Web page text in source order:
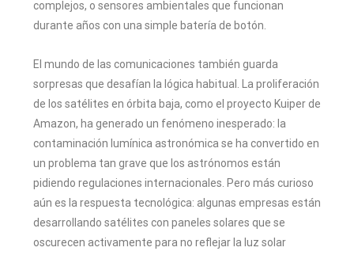
complejos, o sensores ambientales que funcionan
durante años con una simple batería de botón.
El mundo de las comunicaciones también guarda
sorpresas que desafían la lógica habitual. La proliferación
de los satélites en órbita baja, como el proyecto Kuiper de
Amazon, ha generado un fenómeno inesperado: la
contaminación lumínica astronómica se ha convertido en
un problema tan grave que los astrónomos están
pidiendo regulaciones internacionales. Pero más curioso
aún es la respuesta tecnológica: algunas empresas están
desarrollando satélites con paneles solares que se
oscurecen activamente para no reflejar la luz solar